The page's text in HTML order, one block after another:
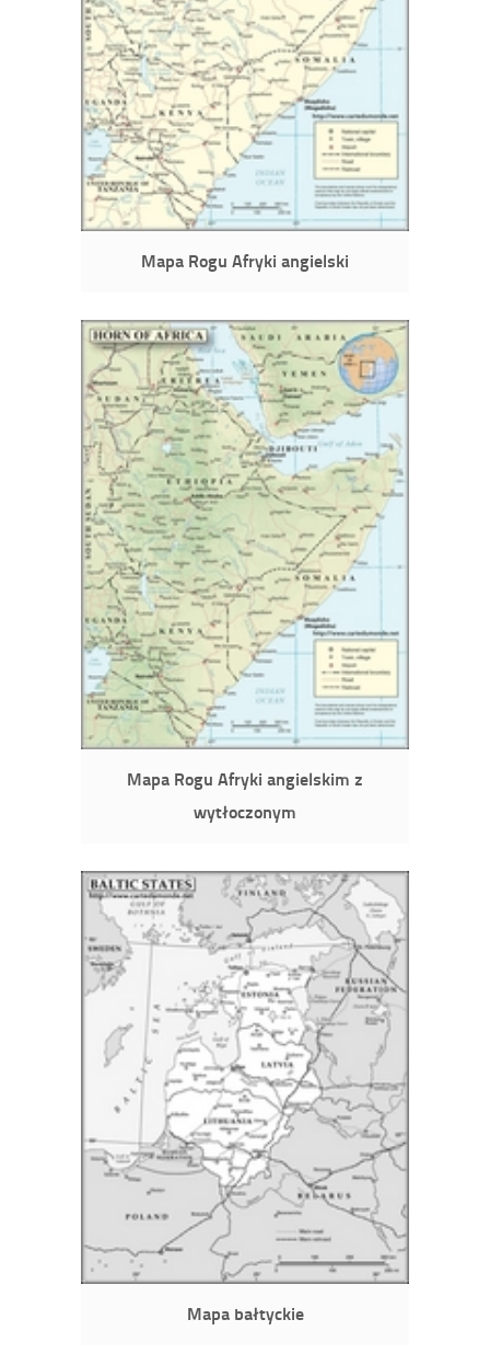
Mapa Rogu Afryki angielski
Mapa Rogu Afryki angielskim z
wytłoczonym
Mapa bałtyckie